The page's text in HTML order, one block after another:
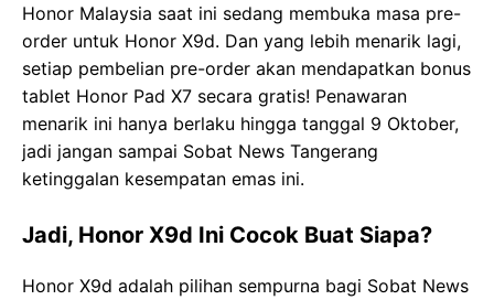
Honor Malaysia saat ini sedang membuka masa pre-
order untuk Honor X9d. Dan yang lebih menarik lagi,
setiap pembelian pre-order akan mendapatkan bonus
tablet Honor Pad X7 secara gratis! Penawaran
menarik ini hanya berlaku hingga tanggal 9 Oktober,
jadi jangan sampai Sobat News Tangerang
ketinggalan kesempatan emas ini.
Jadi, Honor X9d Ini Cocok Buat Siapa?
Honor X9d adalah pilihan sempurna bagi Sobat News